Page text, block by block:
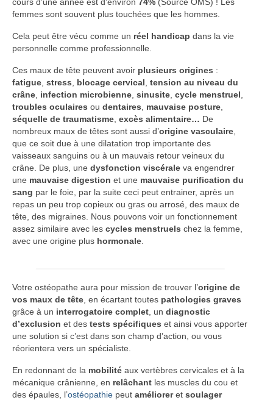
femmes sont souvent plus touchées que les hommes.
Cela peut être vécu comme un réel handicap dans la vie
personnelle comme professionnelle.
Ces maux de tête peuvent avoir plusieurs origines :
fatigue stress blocage cervical tension au niveau du
crâne infection microbienne sinusite cycle menstruel
troubles oculaires ou dentaires mauvaise posture
séquelle de traumatisme excès alimentaire… De
nombreux maux de têtes sont aussi d’origine vasculaire
que ce soit due à une dilatation trop importante des
vaisseaux sanguins ou à un mauvais retour veineux du
crâne. De plus, une dysfonction viscérale va engendrer
une mauvaise digestion et une mauvaise purification du
sang par le foie, par la suite ceci peut entrainer, après un
repas un peu trop copieux ou gras ou arrosé, des maux de
tête, des migraines. Nous pouvons voir un fonctionnement
assez similaire avec les cycles menstruels chez la femme,
avec une origine plus hormonale
Votre ostéopathe aura pour mission de trouver l’origine de
vos maux de tête , en écartant toutes pathologies graves
grâce à un interrogatoire complet , un diagnostic
d’exclusion et des tests spécifiques et ainsi vous apporter
une solution si c’est dans son champ d’action, ou vous
réorientera vers un spécialiste.
En redonnant de la mobilité aux vertèbres cervicales et à la
mécanique crânienne, en relâchant les muscles du cou et
des épaules, l’ostéopathie peut amélioreret soulager